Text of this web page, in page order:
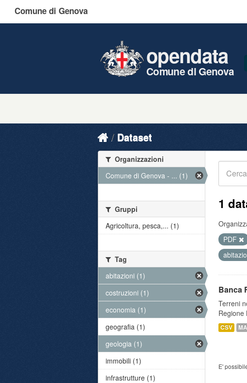
Comune di Genova
opendata
Comune di Genova
Dataset
1
PDF
Banca
Terreni
Regione
CSV
E'
Organizzazioni
Comune di Genova - ... (1)
Gruppi
Agricoltura, pesca,... (1)
Tag
abitazioni (1)
costruzioni (1)
economia (1)
geografia (1)
geologia (1)
immobili (1)
infrastrutture (1)